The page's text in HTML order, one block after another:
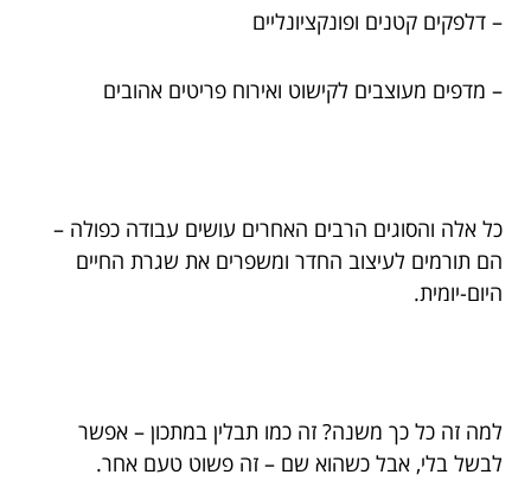
– דלפקים קטנים ופונקציונליים
– מדפים מעוצבים לקישוט ואירוח פריטים אהובים
כל אלה והסוגים הרבים האחרים עושים עבודה כפולה –
הם תורמים לעיצוב החדר ומשפרים את שגרת החיים
היום-יומית.
למה זה כל כך משנה? זה כמו תבלין במתכון – אפשר
לבשל בלי, אבל כשהוא שם – זה פשוט טעם אחר.